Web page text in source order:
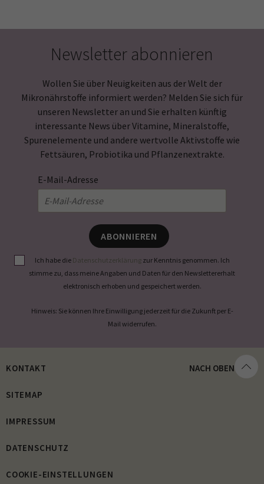
Newsletter abonnieren
Wollen Sie über Neuigkeiten aus der Welt der
Mikronährstoffe informiert werden? Melden Sie sich für
unseren Newsletter an und Sie erhalten künftig
interessante News über Vitamine, Mineralstoffe,
Spurenelemente und andere wertvolle Aktivstoffe wie
Fettsäuren, Probiotika und Pflanzenextrakte.
E-Mail-Adresse
ABONNIEREN
Ich habe die Datenschutzerklärung zur Kenntnis genommen. Ich
stimme zu, dass meine Angaben und Daten für den Newslettererhalt
elektronisch erhoben und gespeichert werden.
Hinweis: Sie können Ihre Einwilligung jederzeit für die Zukunft per E-
Mail widerrufen.
KONTAKT
SITEMAP
IMPRESSUM
DATENSCHUTZ
COOKIE-EINSTELLUNGEN
NACH OBEN